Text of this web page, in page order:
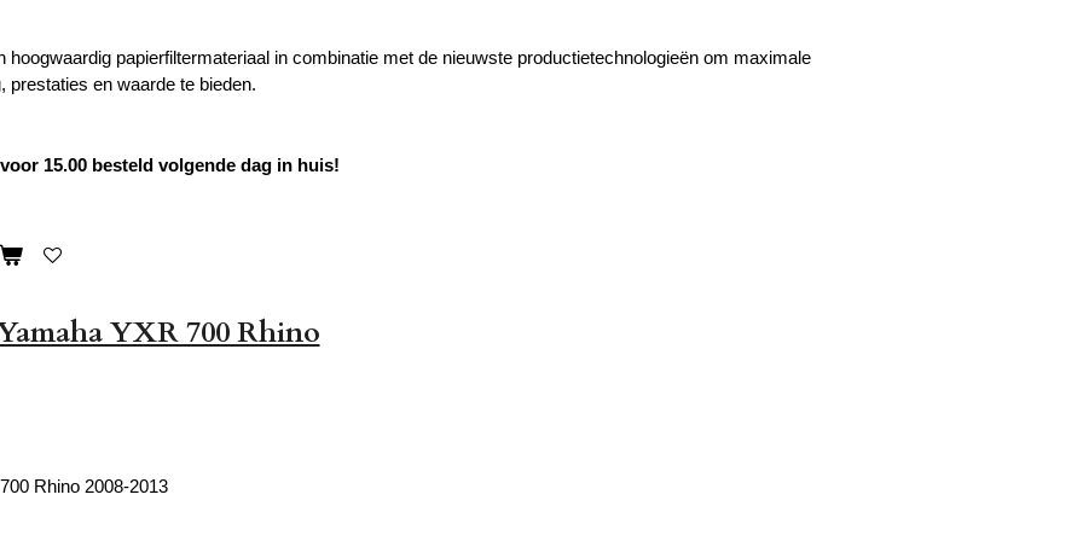
hoogwaardig papierfiltermateriaal in combinatie met de nieuwste productietechnologieën om maximale
prestaties en waarde te bieden.
15.00 besteld volgende dag in huis!
YXR 700 Rhino
Rhino 2008-2013